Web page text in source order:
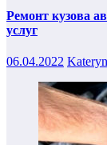
Ремонт кузова
услуг
06.04.2022